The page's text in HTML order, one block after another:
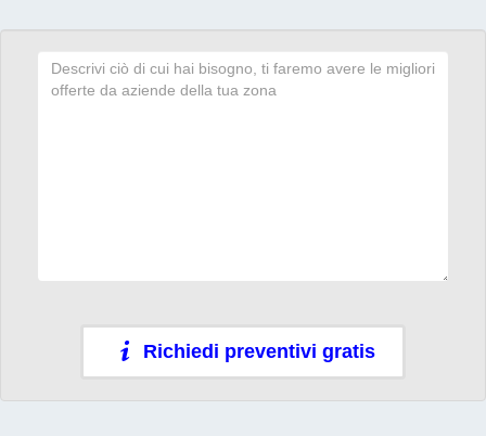
Richiedi preventivi gratis